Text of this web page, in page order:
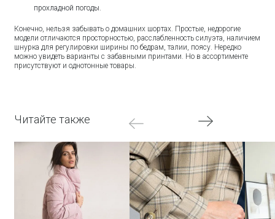
прохладной погоды.
Конечно, нельзя забывать о домашних шортах. Простые, недорогие
модели отличаются просторностью, расслабленность силуэта, наличием
шнурка для регулировки ширины по бедрам, талии, поясу. Нередко
можно увидеть варианты с забавными принтами. Но в ассортименте
присутствуют и однотонные товары.
Читайте также